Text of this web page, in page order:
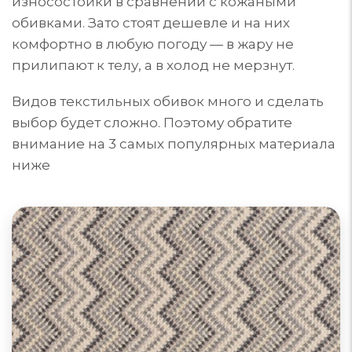
обивками. Зато стоят дешевле и на них
комфортно в любую погоду — в жару не
прилипают к телу, а в холод не мерзнут.
Видов текстильных обивок много и сделать
выбор будет сложно. Поэтому обратите
внимание на 3 самых популярных материала
ниже
Диваны из шенилла
Ткут с добавление пушистых нитей. Бывает клеевой
(недорогой) и тканый (более качественный и